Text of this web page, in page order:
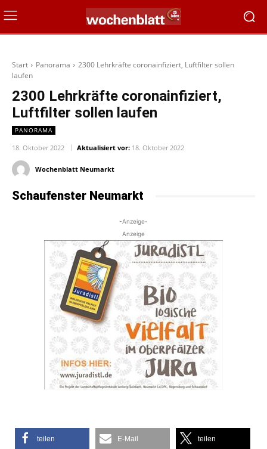
Start Panorama
2300 Lehrkräfte coronainfiziert, Luftfilter sollen
laufen
2300 Lehrkräfte coronainfiziert,
Luftfilter sollen laufen
PANORAMA
18. Oktober 2022 Aktualisiert vor: 18. Oktober 2022
Wochenblatt Neumarkt
Schaufenster Neumarkt
-Anzeige-
Anzeige
teilen E-Mail teilen